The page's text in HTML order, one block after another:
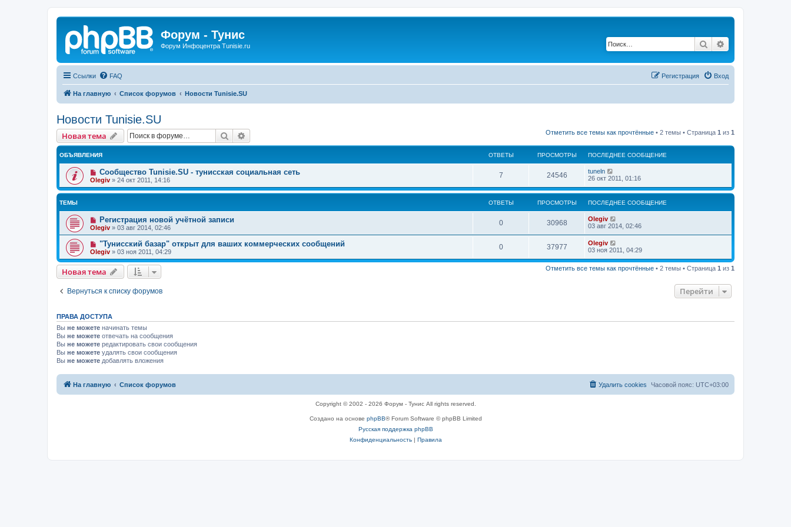
Форум - Тунис
Форум Инфоцентра Tunisie.ru Поиск
Ссылки FAQ Вход
Регистрация
На главную Список форумов Новости Tunisie.SU
Новости Tunisie.SU
Новая тема Поиск Отметить все темы как прочтённые • 2 темы • Страница 1 из 1
ОБЪЯВЛЕНИЯ ОТВЕТЫ ПРОСМОТРЫ ПОСЛЕДНЕЕ СООБЩЕНИЕ
Сообщество Tunisie.SU - тунисская социальная сеть
Olegiv » 24 окт 2011, 14:16
7 24546
tuneln
26 окт 2011, 01:16
ТЕМЫ ОТВЕТЫ ПРОСМОТРЫ ПОСЛЕДНЕЕ СООБЩЕНИЕ
Регистрация новой учётной записи
Olegiv » 03 авг 2014, 02:46
0 30968
Olegiv
03 авг 2014, 02:46
"Тунисский базар" открыт для ваших коммерческих сообщений
Olegiv » 03 ноя 2011, 04:29
0 37977
Olegiv
03 ноя 2011, 04:29
Новая тема Отметить все темы как прочтённые • 2 темы • Страница 1 из 1
Вернуться к списку форумов Перейти
ПРАВА ДОСТУПА
Вы не можете начинать темы
Вы не можете отвечать на сообщения
Вы не можете редактировать свои сообщения
Вы не можете удалять свои сообщения
Вы не можете добавлять вложения
На главную Список форумов Часовой пояс: UTC+03:00
Удалить cookies
Copyright © 2002 - 2026 Форум - Тунис All rights reserved.
Создано на основе phpBB® Forum Software © phpBB Limited
Русская поддержка phpBB
Конфиденциальность| Правила